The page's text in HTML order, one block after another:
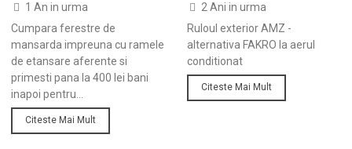
1 An in urma
Cumpara ferestre de
mansarda impreuna cu ramele
de etansare aferente si
primesti pana la 400 lei bani
inapoi pentru...
Citeste Mai Mult
2 Ani in urma
Ruloul exterior AMZ -
alternativa FAKRO la aerul
conditionat
Citeste Mai Mult